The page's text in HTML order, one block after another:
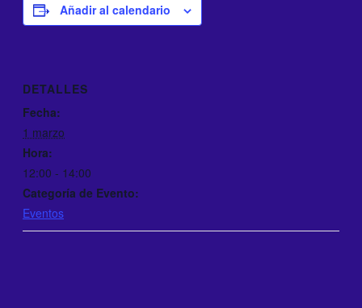
Añadir al calendario
DETALLES
Fecha:
1 marzo
Hora:
12:00 - 14:00
Categoría de Evento:
Eventos